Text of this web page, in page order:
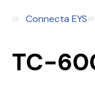
Connecta EYS
TC-